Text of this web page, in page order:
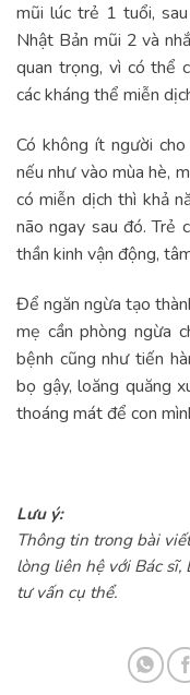
mũi lúc trẻ 1 tuổi,
Nhật Bản mũi 2 và
quan trọng, vì có thể
các kháng thể miễn
Có không ít người
nếu như vào mùa hè,
có miễn dịch thì khả
não ngay sau đó. Trẻ
thần kinh vận động,
Để ngăn ngừa tạo
mẹ cần phòng ngừa
bệnh cũng như tiến
bọ gậy, loăng quăng
thoáng mát để con
Lưu ý:
Thông tin trong bài
lòng liên hệ với Bác sĩ,
tư vấn cụ thể.